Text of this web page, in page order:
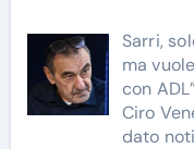
Sarri,
ma
con ADL”
Ciro
dato